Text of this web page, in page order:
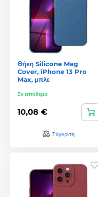
Θήκη Silicone Mag
Cover, iPhone 13 Pro
Max, μπλε
Σε απόθεμα
10,08 €
Σύγκριση